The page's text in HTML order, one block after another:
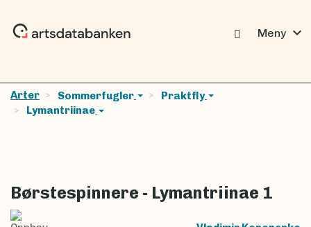
Meny expand_more
Arter Sommerfugler
Praktfly
Lymantriinae
Børstespinnere - Lymantriinae 1